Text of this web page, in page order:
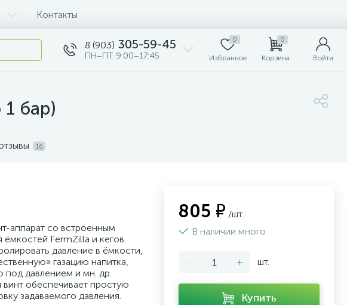
Контакты
8 (903) 305-59-45
ПН–ПТ 9:00–17:45
0
Избранное
0
Корзина Войти
бар)
16
аппарат со встроенным
FermZilla и кегов.
давление в ёмкости,
газацию напитка,
под давлением и мн. др.
винт обеспечивает простую
задаваемого давления.
805 ₽ /шт.
В наличии много
- + шт.
Купить